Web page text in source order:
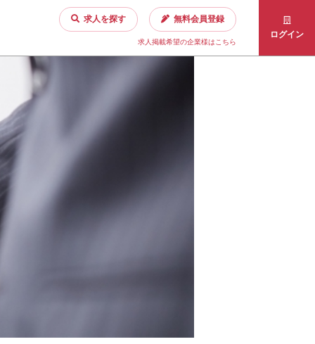
求人を探す 無料会員登録
求人掲載希望の企業様はこちら
ログイン